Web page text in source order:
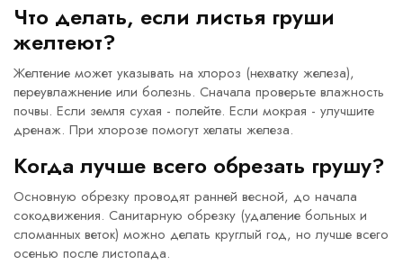
Что делать, если листья груши
желтеют?
Желтение может указывать на хлороз (нехватку железа),
переувлажнение или болезнь. Сначала проверьте влажность
почвы. Если земля сухая - полейте. Если мокрая - улучшите
дренаж. При хлорозе помогут хелаты железа.
Когда лучше всего обрезать грушу?
Основную обрезку проводят ранней весной, до начала
сокодвижения. Санитарную обрезку (удаление больных и
сломанных веток) можно делать круглый год, но лучше всего
осенью после листопада.